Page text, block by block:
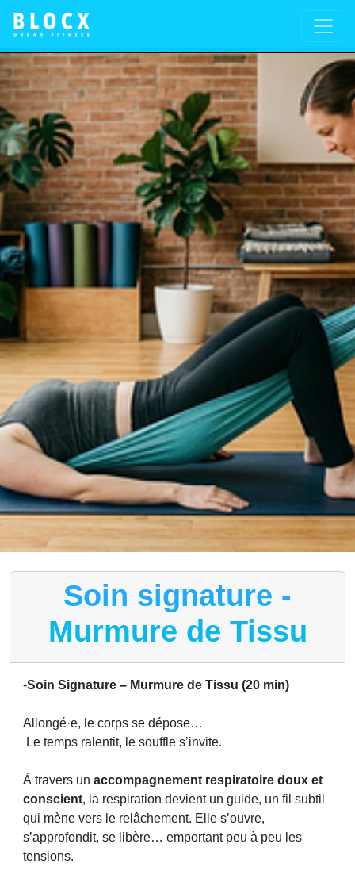
Soin signature -
Murmure de Tissu
-Soin Signature – Murmure de Tissu (20 min)
Allongé·e, le corps se dépose…
Le temps ralentit, le souffle s’invite.
À travers un accompagnement respiratoire doux et
conscient, la respiration devient un guide, un fil subtil
qui mène vers le relâchement. Elle s’ouvre,
s’approfondit, se libère… emportant peu à peu les
tensions.